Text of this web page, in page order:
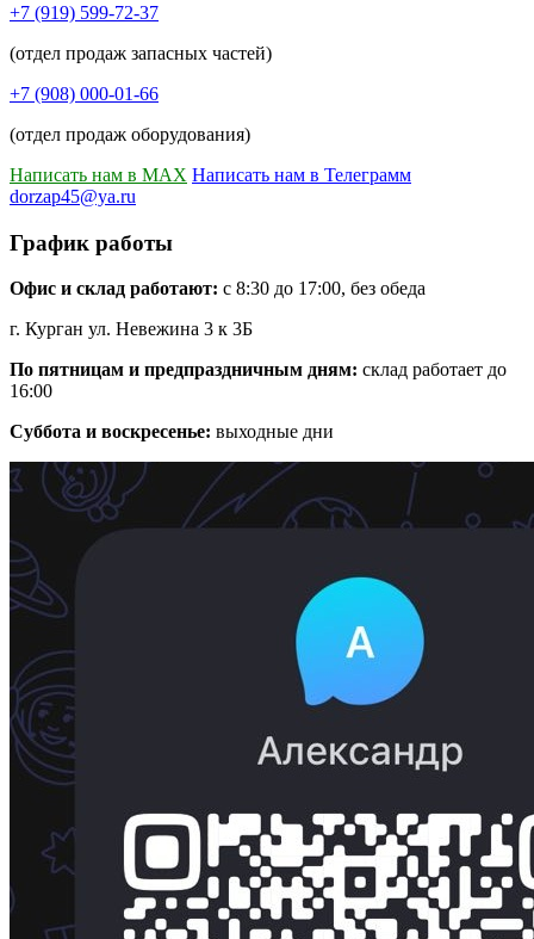
+7 (919) 599-72-37
(отдел продаж запасных частей)
+7 (908) 000-01-66
(отдел продаж оборудования)
Написать нам в MAX Написать нам в Телеграмм
dorzap45@ya.ru
График работы
Офис и склад работают: с 8:30 до 17:00, без обеда
г. Курган ул. Невежина 3 к 3Б
По пятницам и предпраздничным дням: склад работает до
16:00
Суббота и воскресенье: выходные дни